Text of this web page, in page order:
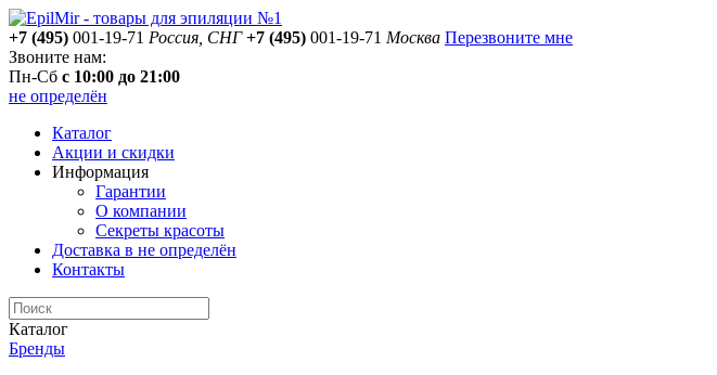
+7 (495) 001-19-71 Россия, СНГ +7 (495) 001-19-71 Москва Перезвоните мне
Звоните нам:
Пн-Сб с 10:00 до 21:00
не определён
Каталог
Акции и скидки
Информация
Гарантии
О компании
Секреты красоты
Доставка в не определён
Контакты
Каталог
Бренды